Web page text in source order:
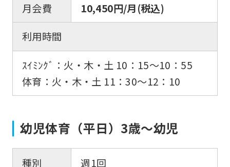
月会費
10,450円/月(税込)
利用時間
ｽｲﾐﾝｸﾞ：火・木・土 10：15〜10：55
体育：火・木・土 11：30〜12：10
幼児体育（平日）3歳～幼児
種別
週1回